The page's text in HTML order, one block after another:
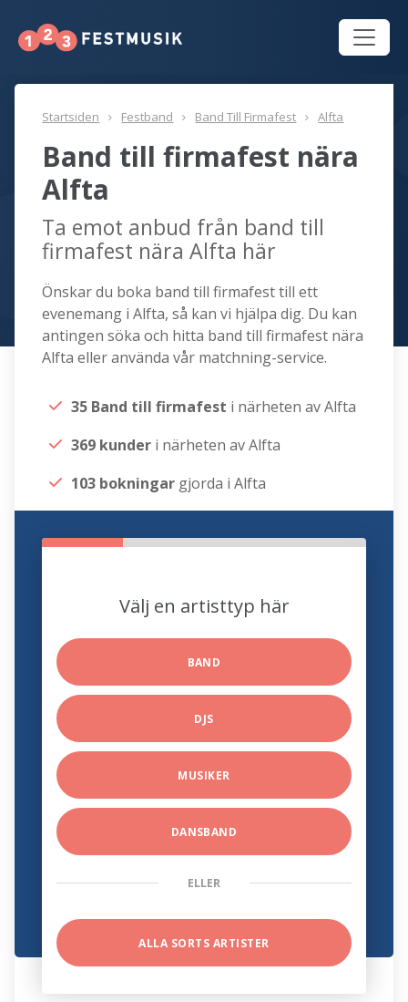
Startsiden Festband Band Till Firmafest Alfta
Band till firmafest nära
Alfta
Ta emot anbud från band till
firmafest nära Alfta här
Önskar du boka band till firmafest till ett
evenemang i Alfta, så kan vi hjälpa dig. Du kan
antingen söka och hitta band till firmafest nära
Alfta eller använda vår matchning-service.
35 Band till firmafest i närheten av Alfta
369 kunder i närheten av Alfta
103 bokningar gjorda i Alfta
Välj en artisttyp här
BAND
DJS
MUSIKER
DANSBAND
ELLER
ALLA SORTS ARTISTER